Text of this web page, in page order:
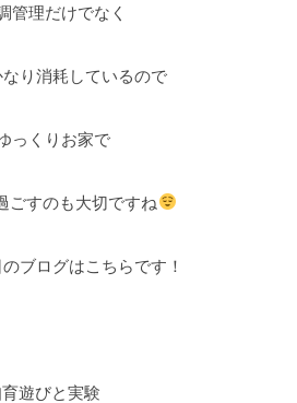
管理だけでなく
り消耗しているので
っくりお家で
ごすのも大切ですね
ブログはこちらです！
遊びと実験